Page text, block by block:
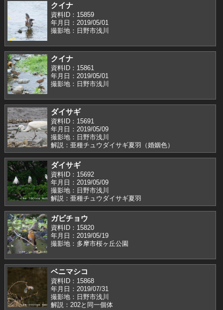
クイナ
資料ID：15859
年月日：2019/05/01
撮影地：日野市浅川
クイナ
資料ID：15861
年月日：2019/05/01
撮影地：日野市浅川
ダイサギ
資料ID：15691
年月日：2019/05/09
撮影地：日野市浅川
解説：亜種チュウダイサギ夏羽（婚姻色）
ダイサギ
資料ID：15692
年月日：2019/05/09
撮影地：日野市浅川
解説：亜種チュウダイサギ夏羽
ガビチョウ
資料ID：15820
年月日：2019/05/19
撮影地：多摩市桜ヶ丘公園
ベニマシコ
資料ID：15868
年月日：2019/07/31
撮影地：日野市浅川
解説：202と同一個体